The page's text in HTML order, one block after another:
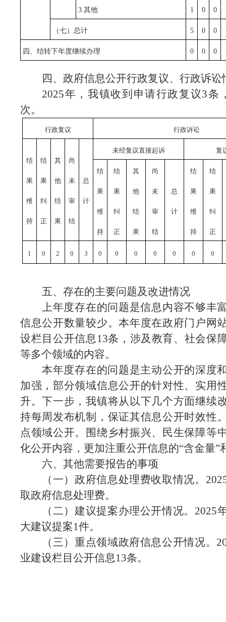
3.其他 1 0 0
（七）总计 5 0 0
四、结转下年度继续办理 0 0 0
四、政府信息公开行政复议、行政诉讼
2025年，我镇收到申请行政复议3条
次。
行政复议 行政诉讼
结
果
维
持
结
果
纠
正
其
他
结
果
尚
未
审
结
总
计
未经复议直接起诉 复
结
果
维
持
结
果
纠
正
其
他
结
果
尚
未
审
结
总
计
结
果
维
持
结
果
纠
正
1 0 2 0 3 0 0 0 0 0 0 0
五、存在的主要问题及改进情况
上年度存在的问题是信息内容不够丰
信息公开数量较少。本年度在政府门户网
设栏目公开信息13条，涉及教育、社会保
等多个领域的内容。
本年度存在的问题是主动公开的深度
加强，部分领域信息公开的针对性、实用
升。下一步，我镇将从以下几个方面继续
持每周发布机制，保证其信息公开时效性
点领域公开。围绕乡村振兴、民生保障等
化公开内容，更加注重公开信息的“含金量”
六、其他需要报告的事项
（一）政府信息处理费收取情况。
取政府信息处理费。
（二）建议提案办理公开情况。 2025
大建议提案1件。
（三）重点领域政府信息公开情况。
业建设栏目公开信息13条。